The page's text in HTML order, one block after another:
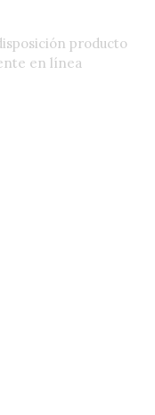
producto
en línea